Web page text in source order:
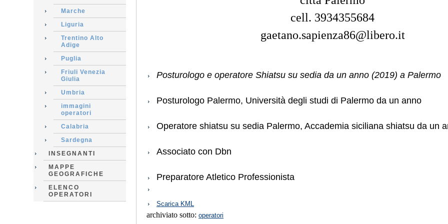
Marche
Liguria
Trentino Alto
Adige
Puglia
Friuli Venezia
Giulia
Umbria
immagini
operatori
Calabria
Sardegna
INSEGNANTI
MAPPE
GEOGRAFICHE
ELENCO
OPERATORI
cell. 3934355684
gaetano.sapienza86@libero.it
Posturologo e operatore Shiatsu su sedia da un anno (2019) a Palermo
Posturologo Palermo, Università degli studi di Palermo da un anno
Operatore shiatsu su sedia Palermo, Accademia siciliana shiatsu da un
Associato con Dbn
Preparatore Atletico Professionista
Azioni
sul
documento
Scarica KML
archiviato sotto: operatori